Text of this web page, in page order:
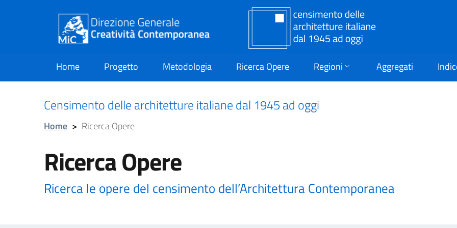
Home
current Progetto Metodologia Ricerca Opere Regioni Aggregati
Censimento delle architetture italiane dal 1945 ad oggi
Home > Ricerca Opere
Ricerca Opere
Ricerca le opere del censimento dell’Architettura Contemporanea